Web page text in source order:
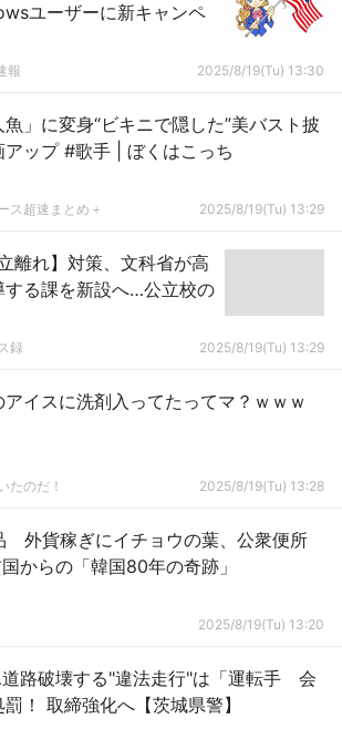
ユーザーに新キャンペ
報 2025/8/19(Tu) 13:30
」に変身“ビキニで隠した”美バスト披
露の衝撃激変動画アップ #歌手 | ぼくはこっち
ス超速まとめ＋ 2025/8/19(Tu) 13:29
離れ】対策、文科省が高
する課を新設へ…公立校の
録 2025/8/19(Tu) 13:29
イスに洗剤入ってたってマ？ｗｗｗ
たのだ！ 2025/8/19(Tu) 13:28
外貨稼ぎにイチョウの葉、公衆便所
からの「韓国80年の奇跡」
2025/8/19(Tu) 13:20
路破壊する"違法走行"は「運転手 会
！ 取締強化へ【茨城県警】